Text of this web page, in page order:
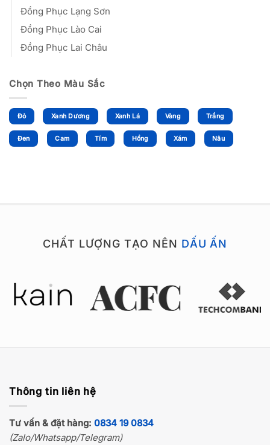
Đồng Phục Lạng Sơn
Đồng Phục Lào Cai
Đồng Phục Lai Châu
Chọn Theo Màu Sắc
Đỏ Xanh Dương Xanh Lá Vàng Trắng
Đen Cam Tím Hồng Xám Nâu
CHẤT LƯỢNG TẠO NÊN DẤU ẤN
Thông tin liên hệ
Tư vấn & đặt hàng: 0834 19 0834
(Zalo/Whatsapp/Telegram)